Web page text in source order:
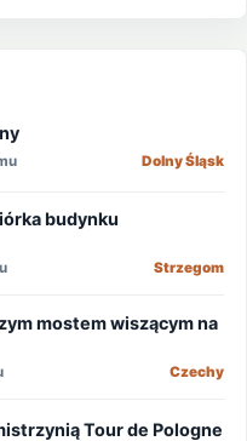
Dolny Śląsk
budynku
Strzegom
mostem wiszącym na
Czechy
Tour de Pologne